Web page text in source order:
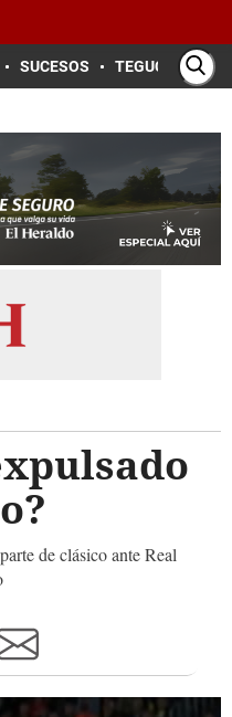
SUCESOS TEGUCIGALPA
de clásico ante Real